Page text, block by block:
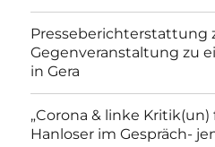
Presseberichterstattung
Gegenveranstaltung zu
in Gera
„Corona & linke
Hanloser im Gespräch-